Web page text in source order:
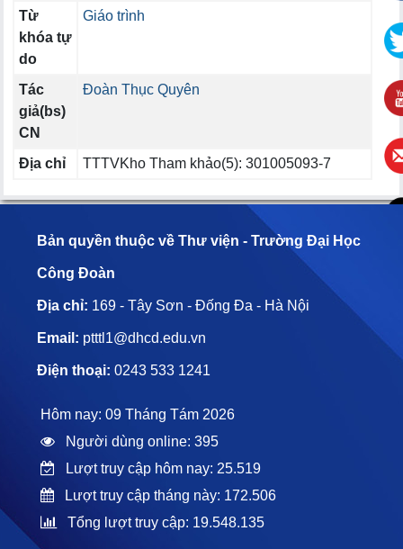
Từ
khóa tự
do
Giáo trình
Tác
giả(bs)
CN
Đoàn Thục Quyên
Địa chỉ TTTVKho Tham khảo(5): 301005093-7
Bản quyền thuộc về Thư viện - Trường Đại Học
Công Đoàn
Địa chỉ: 169 - Tây Sơn - Đống Đa - Hà Nội
Email: ptttl1@dhcd.edu.vn
Điện thoại: 0243 533 1241
Hôm nay: 09 Tháng Tám 2026
Người dùng online: 395
Lượt truy cập hôm nay: 25.519
Lượt truy cập tháng này: 172.506
Tổng lượt truy cập: 19.548.135